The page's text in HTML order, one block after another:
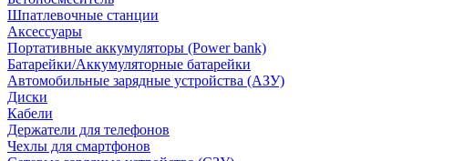
Шпатлевочные станции
Аксессуары
Портативные аккумуляторы (Power bank)
Батарейки/Аккумуляторные батарейки
Автомобильные зарядные устройства (АЗУ)
Диски
Кабели
Держатели для телефонов
Чехлы для смартфонов